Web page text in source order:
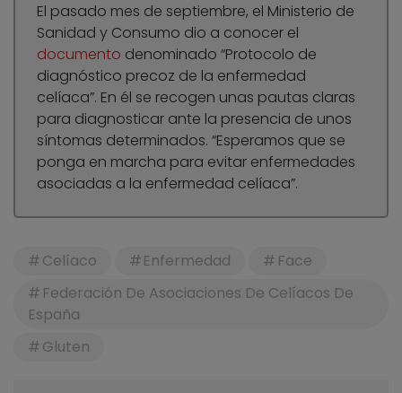
El pasado mes de septiembre, el Ministerio de
Sanidad y Consumo dio a conocer el
documento denominado “Protocolo de
diagnóstico precoz de la enfermedad
celíaca”. En él se recogen unas pautas claras
para diagnosticar ante la presencia de unos
síntomas determinados. “Esperamos que se
ponga en marcha para evitar enfermedades
asociadas a la enfermedad celíaca”.
Celíaco Enfermedad
Face
Federación De Asociaciones De Celíacos De
España
Gluten